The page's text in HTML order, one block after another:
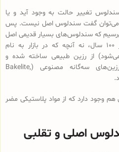
تغییر حالت به وجود آید و یا
می‌توان گفت سندلوس اصل نیست. پس
که سندلوس‌های بسیار قدیمی اصل
(سندلوس‌هایی با قدمت بیش از 100 سال، نه آنچه که در بازار به نام
از رزین طبیعی ساخته شده و
سندلوس‌‌های اصل امروزی از رزین‌های سه‌گانه مصنوعی (Bakelite,
وجود دارد که از مواد پلاستیکی مضر
اصلی و تقلبی